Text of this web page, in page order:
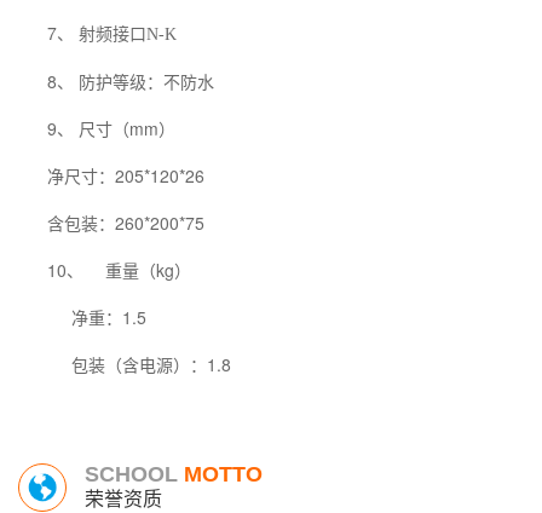
7、 射频接口N-K
8、 防护等级：不防水
9、 尺寸（mm）
净尺寸：205*120*26
含包装：260*200*75
10、
重量（kg）
净重：1.5
包装（含电源）：1.8
SCHOOL MOTTO
荣誉资质